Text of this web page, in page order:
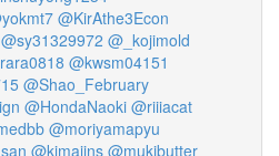
@KirAthe3Econ
@sy31329972 @_kojimold
@kwsm04151
@Shao_February
@HondaNaoki @riiiacat
@moriyamapyu
@kimajins @mukibutter